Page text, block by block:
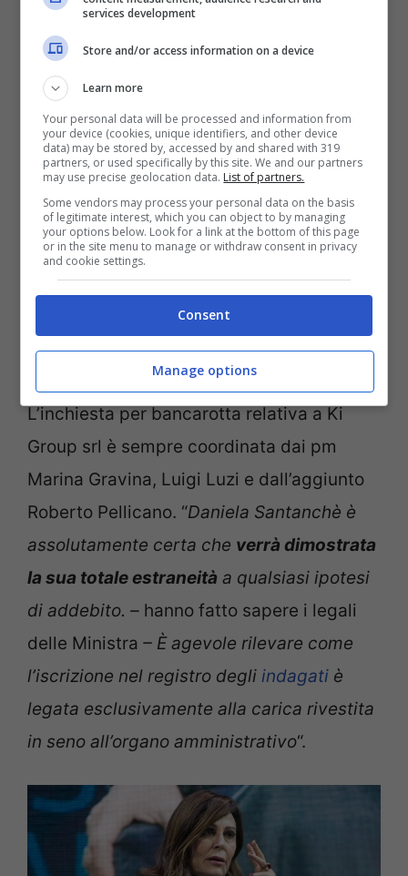
17 gennaio ci sarà la decisione del gup in
merito alla richiesta di rinvio a giudizio.
Bancarotta fraudolenta era l’accusa iniziale
anche per Visibilia. Accusa poi caduta
dopo la revoca da parte della Procura
della istanza di liquidazione giudiziale
della concessionaria.
I legali della Ministra:
“Verrà dimostrata la sua
totale estraneità”
L’inchiesta per bancarotta relativa a Ki
Group srl è sempre coordinata dai pm
Marina Gravina, Luigi Luzi e dall’aggiunto
Roberto Pellicano. “Daniela Santanchè è
assolutamente certa che verrà dimostrata
la sua totale estraneità a qualsiasi ipotesi
di addebito. – hanno fatto sapere i legali
delle Ministra – È agevole rilevare come
l’iscrizione nel registro degli indagati è
legata esclusivamente alla carica rivestita
in seno all’organo amministrativo“.
services development
Store and/or access information on a device
Learn more
Your personal data will be processed and information from
your device (cookies, unique identifiers, and other device
data) may be stored by, accessed by and shared with 319
partners, or used specifically by this site. We and our partners
may use precise geolocation data. List of partners.
Some vendors may process your personal data on the basis
of legitimate interest, which you can object to by managing
your options below. Look for a link at the bottom of this page
or in the site menu to manage or withdraw consent in privacy
and cookie settings.
Consent
Manage options